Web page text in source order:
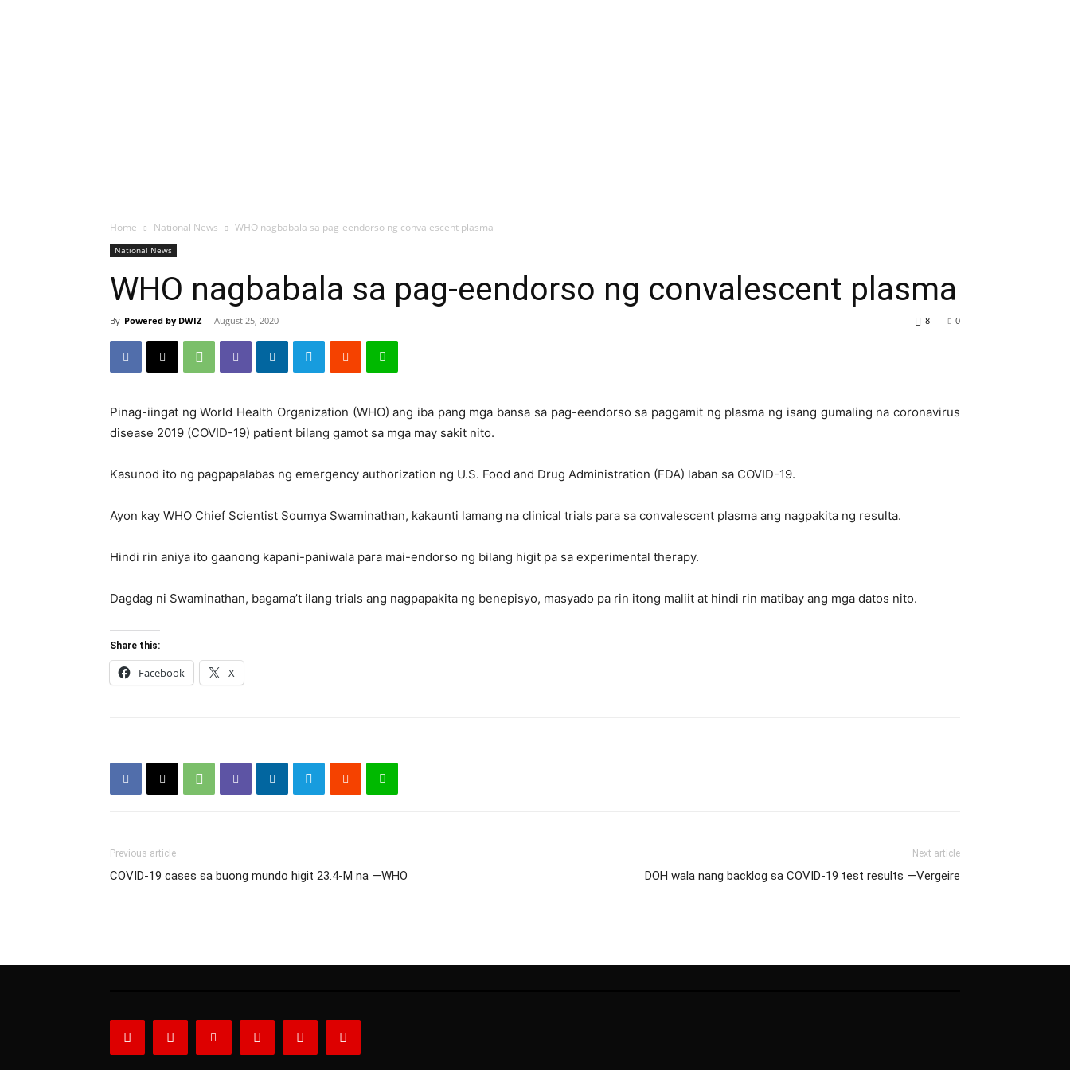
Home National News WHO nagbabala sa pag-eendorso ng convalescent plasma
National News
WHO nagbabala sa pag-eendorso ng convalescent plasma
By Powered by DWIZ - August 25, 2020 0
8
Pinag-iingat ng World Health Organization (WHO) ang iba pang mga bansa sa pag-eendorso sa paggamit ng plasma ng isang gumaling na coronavirus
disease 2019 (COVID-19) patient bilang gamot sa mga may sakit nito.
Kasunod ito ng pagpapalabas ng emergency authorization ng U.S. Food and Drug Administration (FDA) laban sa COVID-19.
Ayon kay WHO Chief Scientist Soumya Swaminathan, kakaunti lamang na clinical trials para sa convalescent plasma ang nagpakita ng resulta.
Hindi rin aniya ito gaanong kapani-paniwala para mai-endorso ng bilang higit pa sa experimental therapy.
Dagdag ni Swaminathan, bagama’t ilang trials ang nagpapakita ng benepisyo, masyado pa rin itong maliit at hindi rin matibay ang mga datos nito.
Share this:
Facebook X
Previous article
COVID-19 cases sa buong mundo higit 23.4-M na —WHO
Next article
DOH wala nang backlog sa COVID-19 test results —Vergeire